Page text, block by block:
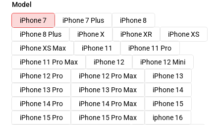
Model
iPhone 7
iPhone 7 Plus
iPhone 8
iPhone 8 Plus
iPhone X iPhone XR
iPhone XS
iPhone XS Max
iPhone 11
iPhone 11 Pro
iPhone 11 Pro Max
iPhone 12
iPhone 12 Mini
iPhone 12 Pro
iPhone 12 Pro Max
iPhone 13
iPhone 13 Pro
iPhone 13 Pro Max
iPhone 14
iPhone 14 Pro
iPhone 14 Pro Max
iPhone 15
iPhone 15 Pro
iPhone 15 Pro Max
iphone 16